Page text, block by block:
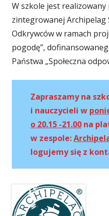
W szkole jest
zintegrowanej Archipelag
Odkrywców w ramach
pogodę”,
Państwa „Społeczna
Zapraszamy na
i nauczycieli w
o 20.15 -21.00 na
w zespole:
logujemy się z